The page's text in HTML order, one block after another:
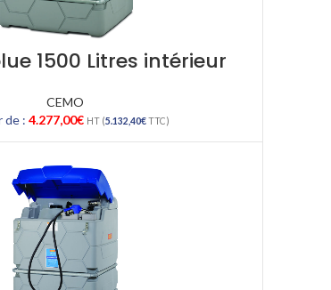
1500 Litres intérieur
CEMO
de :4.277,00€ HT (5.132,40€TTC)